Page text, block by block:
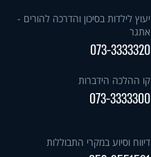
יעוץ לילדות בסיכון והדרכה להורים -
אתגר
073-3333320
קו ההלכה הידברות
073-3333300
דיווח וסיוע במקרי התבוללות